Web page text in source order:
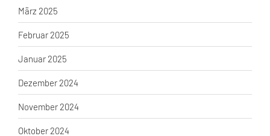
März 2025
Februar 2025
Januar 2025
Dezember 2024
November 2024
Oktober 2024